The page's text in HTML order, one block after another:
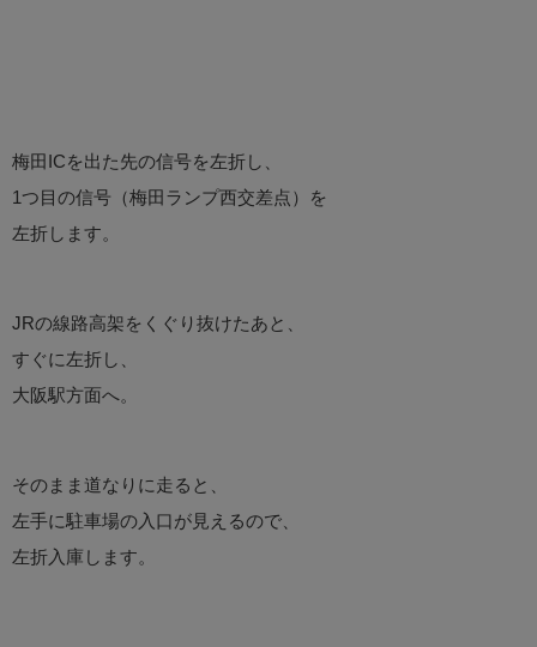
梅田ICを出た先の信号を左折し、
1つ目の信号（梅田ランプ西交差点）を
左折します。
JRの線路高架をくぐり抜けたあと、
すぐに左折し、
大阪駅方面へ。
そのまま道なりに走ると、
左手に駐車場の入口が見えるので、
左折入庫します。